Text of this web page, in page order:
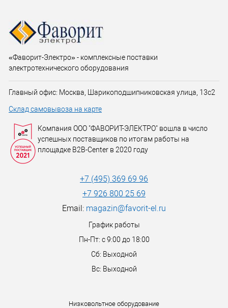
Низковольтное оборудование
«Фаворит-Электро» - комплексные поставки
электротехнического оборудования
Главный офис: Москва, Шарикоподшипниковская улица, 13с2
Склад самовывоза на карте
Компания ООО "ФАВОРИТ-ЭЛЕКТРО" вошла в число
успешных поставщиков по итогам работы на
площадке B2B-Center в 2020 году
+7 (495) 369 69 96
+7 926 800 25 69
Email: magazin@favorit-el.ru
График работы
Пн-Пт: с 9:00 до 18:00
Сб: Выходной
Вс: Выходной